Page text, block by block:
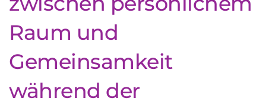
Raum und
Gemeinsamkeit
während der